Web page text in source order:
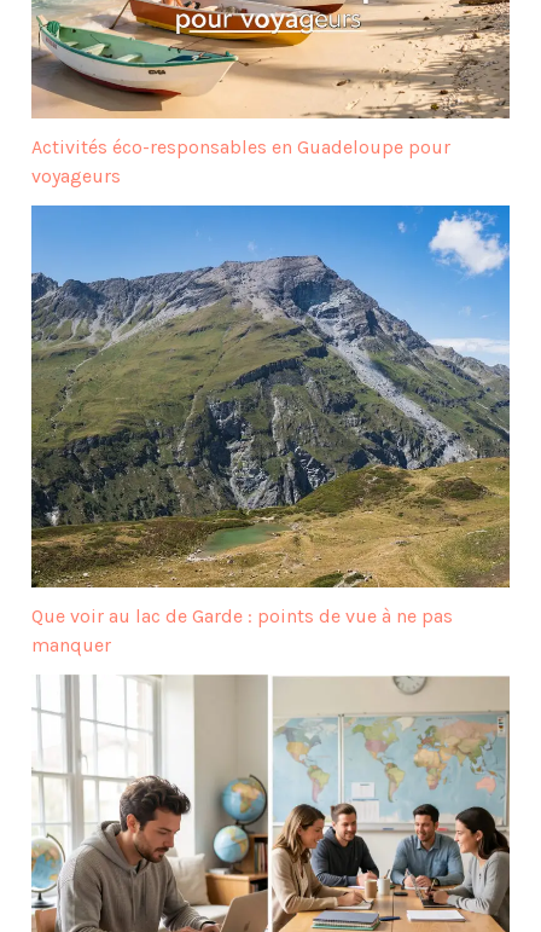
Activités éco-responsables en Guadeloupe pour
voyageurs
Que voir au lac de Garde : points de vue à ne pas
manquer